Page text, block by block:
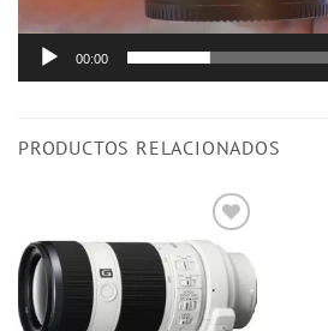
00:00
PRODUCTOS RELACIONADOS